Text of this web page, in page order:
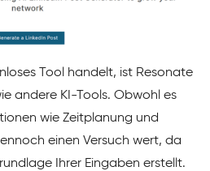
Tool handelt, ist Resonate
andere KI-Tools. Obwohl es
wie Zeitplanung und
einen Versuch wert, da
Ihrer Eingaben erstellt.